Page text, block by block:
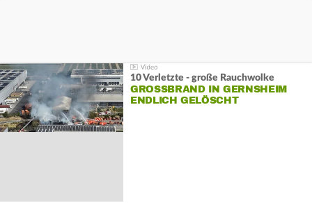
10 Verletzte - große Rauchwolke
GROSSBRAND IN GERNSHEIM E
NDLICH GELÖSCHT